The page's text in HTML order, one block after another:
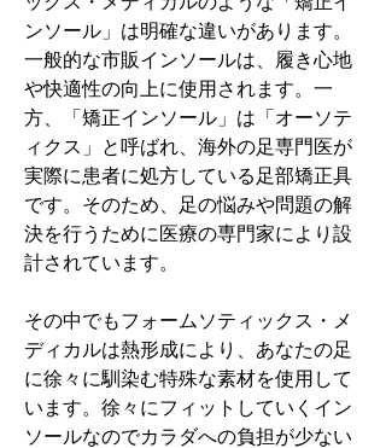
ンソール」は明確な違いがあります。
一般的な市販インソールは、履き心地
や快適性の向上に使用されます。一
方、「矯正インソール」は「オーソテ
ィクス」と呼ばれ、海外の足専門医が
実際に患者に処方している足部矯正具
です。そのため、足の悩みや問題の解
決を行うために医療の専門家により設
計されています。
その中でもフォームソティックス・メ
ディカルは熱形成により、あなたの足
に徐々に馴染む特殊な素材を使用して
います。徐々にフィットしていくイン
ソールなのでカラダへの負担が少ない